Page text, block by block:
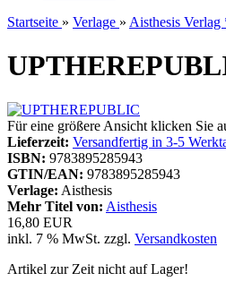
Startseite » Verlage » Aisthesis Verlag
Für eine größere Ansicht klicken Sie
Lieferzeit: Versandfertig in 3-5
ISBN: 9783895285943
GTIN/EAN: 9783895285943
Verlage: Aisthesis
Mehr Titel von: Aisthesis
16,80 EUR
inkl. 7 % MwSt. zzgl. Versandkosten
Artikel zur Zeit nicht auf Lager!